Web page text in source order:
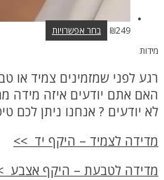
₪249 בחר אפשרויות
זה
סוגים.
ניתן
לבחור
את
בעמוד
המוצר
מידות
רגע לפני שמזמינים צמיד או
האם אתם יודעים איזה מידה
לא יודעים ? אנחנו ניתן
מדידה לצמיד – היקף יד >>
מדידה לטבעת – היקף אצבע